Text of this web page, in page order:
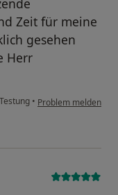
Zeit für meine
gesehen
Herr
• Problem melden